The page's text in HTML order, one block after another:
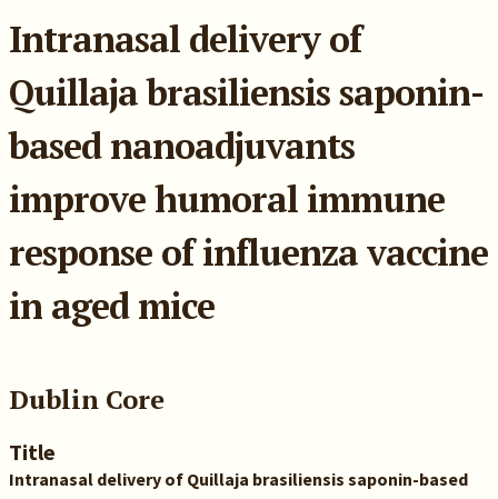
Intranasal delivery of
Quillaja brasiliensis saponin-
based nanoadjuvants
improve humoral immune
response of influenza vaccine
in aged mice
Dublin Core
Title
Intranasal delivery of Quillaja brasiliensis saponin-based